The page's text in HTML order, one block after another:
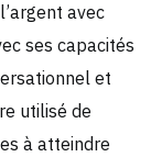
avec
ses capacités
et
utilisé de
à atteindre